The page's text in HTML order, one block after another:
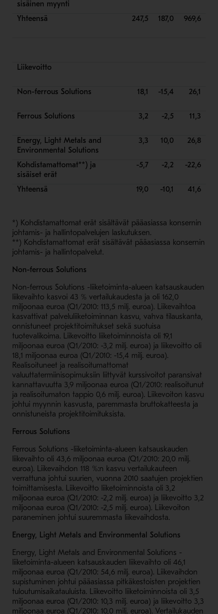
sisäinen myynti
Yhteensä 247,5 187,0 969,6
Liikevoitto
Non-ferrous Solutions 18,1 -15,4 26,1
Ferrous Solutions 3,2 -2,5 11,3
Energy, Light Metals and
Environmental Solutions
3,3 10,0 26,8
Kohdistamattomat**) ja
sisäiset erät
-5,7 -2,2 -22,6
Yhteensä 19,0 -10,1 41,6
*) Kohdistamattomat erät sisältävät pääasiassa konsernin
johtamis- ja hallintopalvelujen laskutuksen.
**) Kohdistamattomat erät sisältävät pääasiassa konsernin
johtamis- ja hallintopalvelut.
Non-ferrous Solutions
Non-ferrous Solutions -liiketoiminta-alueen katsauskauden
liikevaihto kasvoi 43 % vertailukaudesta ja oli 162,0
miljoonaa euroa (Q1/2010: 113,5 milj. euroa). Liikevaihtoa
kasvattivat palveluliiketoiminnan kasvu, vahva tilauskanta,
onnistuneet projektitoimitukset sekä suotuisa
tuotevalikoima. Liikevoitto liiketoiminnoista oli 19,1
miljoonaa euroa (Q1/2010: -3,2 milj. euroa) ja liikevoitto oli
18,1 miljoonaa euroa (Q1/2010: -15,4 milj. euroa).
Realisoituneet ja realisoitumattomat
valuuttatermiinisopimuksiin liittyvät kurssivoitot paransivat
kannattavuutta 3,9 miljoonaa euroa (Q1/2010: realisoitunut
ja realisoitumaton tappio 0,6 milj. euroa). Liikevoiton kasvu
johtui myynnin kasvusta, paremmasta bruttokatteesta ja
onnistuneista projektitoimituksista.
Ferrous Solutions
Ferrous Solutions -liiketoiminta-alueen katsauskauden
liikevaihto oli 43,6 miljoonaa euroa (Q1/2010: 20,0 milj.
euroa). Liikevaihdon 118 %:n kasvu vertailukauteen
verrattuna johtui suurien, vuonna 2010 saatujen projektien
toimittamisesta. Liikevoitto liiketoiminnoista oli 3,2
miljoonaa euroa (Q1/2010: -2,2 milj. euroa) ja liikevoitto 3,2
miljoonaa euroa (Q1/2010: -2,5 milj. euroa). Liikevoiton
paraneminen johtui suuremmasta liikevaihdosta.
Energy, Light Metals and Environmental Solutions
Energy, Light Metals and Environmental Solutions -
liiketoiminta-alueen katsauskauden liikevaihto oli 46,1
miljoonaa euroa (Q1/2010: 54,6 milj. euroa). Liikevaihdon
supistuminen johtui pääasiassa pitkäkestoisten projektien
tuloutumisaikatauluista. Liikevoitto liiketoiminnoista oli 3,5
miljoonaa euroa (Q1/2010: 10,3 milj. euroa) ja liikevoitto 3,3
miljoonaa euroa (Q1/2010: 10,0 milj. euroa). Vertailukauden